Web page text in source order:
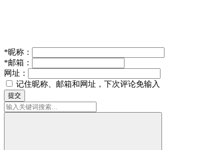
*昵称：
*邮箱：
网址：
记住昵称、邮箱和网址，下次评论免输入
提交